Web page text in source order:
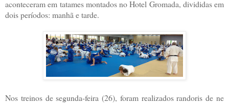
aconteceram em tatames montados no Hotel Gromada, divididas em
dois períodos: manhã e tarde.
Nos treinos de segunda-feira (26), foram realizados randoris de ne